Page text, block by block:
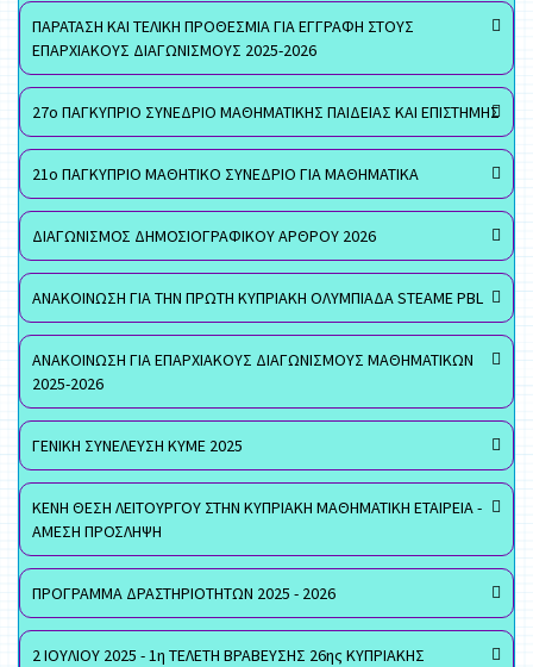
ΠΑΡΑΤΑΣΗ ΚΑΙ ΤΕΛΙΚΗ ΠΡΟΘΕΣΜΙΑ ΓΙΑ ΕΓΓΡΑΦΗ ΣΤΟΥΣ
ΕΠΑΡΧΙΑΚΟΥΣ ΔΙΑΓΩΝΙΣΜΟΥΣ 2025-2026
27ο ΠΑΓΚΥΠΡΙΟ ΣΥΝΕΔΡΙΟ ΜΑΘΗΜΑΤΙΚΗΣ ΠΑΙΔΕΙΑΣ ΚΑΙ ΕΠΙΣΤΗΜΗΣ
21ο ΠΑΓΚΥΠΡΙΟ ΜΑΘΗΤΙΚΟ ΣΥΝΕΔΡΙΟ ΓΙΑ ΜΑΘΗΜΑΤΙΚΑ
ΔΙΑΓΩΝΙΣΜΟΣ ΔΗΜΟΣΙΟΓΡΑΦΙΚΟΥ ΑΡΘΡΟΥ 2026
ΑΝΑΚΟΙΝΩΣΗ ΓΙΑ ΤΗΝ ΠΡΩΤΗ ΚΥΠΡΙΑΚΗ ΟΛΥΜΠΙΑΔΑ STEAME PBL
ΑΝΑΚΟΙΝΩΣΗ ΓΙΑ ΕΠΑΡΧΙΑΚΟΥΣ ΔΙΑΓΩΝΙΣΜΟΥΣ ΜΑΘΗΜΑΤΙΚΩΝ
2025-2026
ΓΕΝΙΚΗ ΣΥΝΕΛΕΥΣΗ ΚΥΜΕ 2025
ΚΕΝΗ ΘΕΣΗ ΛΕΙΤΟΥΡΓΟΥ ΣΤΗΝ ΚΥΠΡΙΑΚΗ ΜΑΘΗΜΑΤΙΚΗ ΕΤΑΙΡΕΙΑ -
ΑΜΕΣΗ ΠΡΟΣΛΗΨΗ
ΠΡΟΓΡΑΜΜΑ ΔΡΑΣΤΗΡΙΟΤΗΤΩΝ 2025 - 2026
2 ΙΟΥΛΙΟΥ 2025 - 1η ΤΕΛΕΤΗ ΒΡΑΒΕΥΣΗΣ 26ης ΚΥΠΡΙΑΚΗΣ